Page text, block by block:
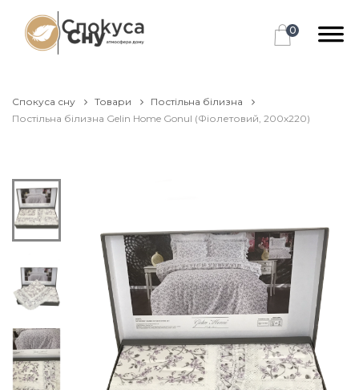
0
Спокуса сну Товари
Постільна білизна
Постільна білизна Gelin Home Gonul (Фіолетовий, 200х220)